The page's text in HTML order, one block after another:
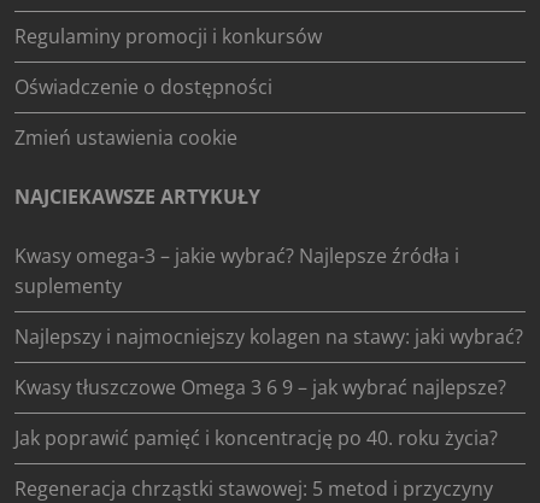
Regulaminy promocji i konkursów
Oświadczenie o dostępności
Zmień ustawienia cookie
NAJCIEKAWSZE ARTYKUŁY
Kwasy omega-3 – jakie wybrać? Najlepsze źródła i
suplementy
Najlepszy i najmocniejszy kolagen na stawy: jaki wybrać?
Kwasy tłuszczowe Omega 3 6 9 – jak wybrać najlepsze?
Jak poprawić pamięć i koncentrację po 40. roku życia?
Regeneracja chrząstki stawowej: 5 metod i przyczyny